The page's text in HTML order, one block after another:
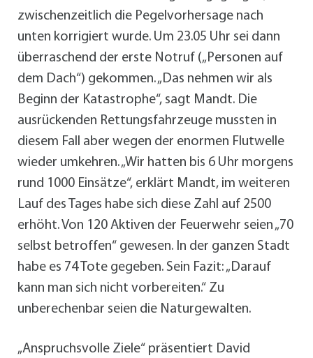
zwischenzeitlich die Pegelvorhersage nach
unten korrigiert wurde. Um 23.05 Uhr sei dann
überraschend der erste Notruf („Personen auf
dem Dach“) gekommen. „Das nehmen wir als
Beginn der Katastrophe“, sagt Mandt. Die
ausrückenden Rettungsfahrzeuge mussten in
diesem Fall aber wegen der enormen Flutwelle
wieder umkehren. „Wir hatten bis 6 Uhr morgens
rund 1000 Einsätze“, erklärt Mandt, im weiteren
Lauf des Tages habe sich diese Zahl auf 2500
erhöht. Von 120 Aktiven der Feuerwehr seien „70
selbst betroffen“ gewesen. In der ganzen Stadt
habe es 74 Tote gegeben. Sein Fazit: „Darauf
kann man sich nicht vorbereiten.“ Zu
unberechenbar seien die Naturgewalten.
„Anspruchsvolle Ziele“ präsentiert David